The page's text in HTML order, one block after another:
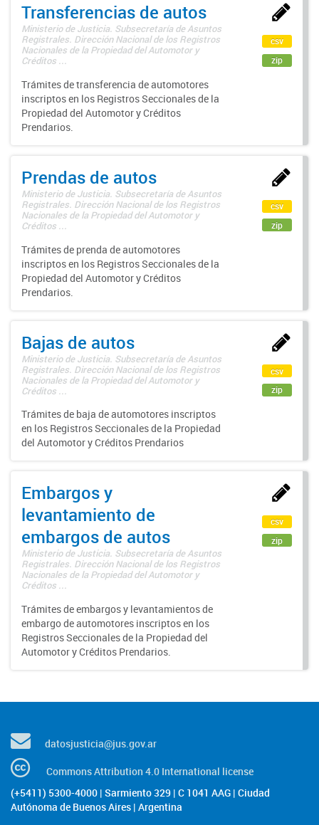
Transferencias de autos
Ministerio de Justicia. Subsecretaría de Asuntos
Registrales. Dirección Nacional de los Registros
Nacionales de la Propiedad del Automotor y
Créditos ...
Trámites de transferencia de automotores
inscriptos en los Registros Seccionales de la
Propiedad del Automotor y Créditos
Prendarios.
csv
zip
Prendas de autos
Ministerio de Justicia. Subsecretaría de Asuntos
Registrales. Dirección Nacional de los Registros
Nacionales de la Propiedad del Automotor y
Créditos ...
Trámites de prenda de automotores
inscriptos en los Registros Seccionales de la
Propiedad del Automotor y Créditos
Prendarios.
csv
zip
Bajas de autos
Ministerio de Justicia. Subsecretaría de Asuntos
Registrales. Dirección Nacional de los Registros
Nacionales de la Propiedad del Automotor y
Créditos ...
Trámites de baja de automotores inscriptos
en los Registros Seccionales de la Propiedad
del Automotor y Créditos Prendarios
csv
zip
Embargos y
levantamiento de
embargos de autos
Ministerio de Justicia. Subsecretaría de Asuntos
Registrales. Dirección Nacional de los Registros
Nacionales de la Propiedad del Automotor y
Créditos ...
Trámites de embargos y levantamientos de
embargo de automotores inscriptos en los
Registros Seccionales de la Propiedad del
Automotor y Créditos Prendarios.
csv
zip
datosjusticia@jus.gov.ar
Commons Attribution 4.0 International license
(+5411) 5300-4000 | Sarmiento 329 | C 1041 AAG | Ciudad
Autónoma de Buenos Aires | Argentina